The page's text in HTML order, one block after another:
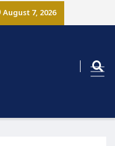
August 7, 2026